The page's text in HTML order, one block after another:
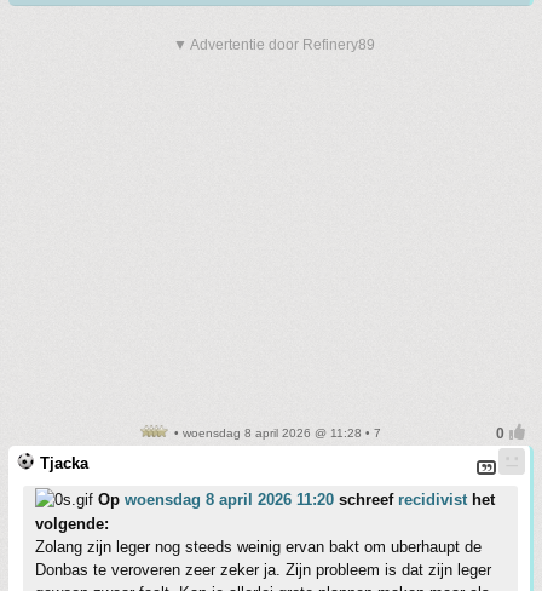
▼ Advertentie door Refinery89
• woensdag 8 april 2026 @ 11:28 • 7
Tjacka
Op woensdag 8 april 2026 11:20 schreef recidivisthet
volgende:
Zolang zijn leger nog steeds weinig ervan bakt om uberhaupt de
Donbas te veroveren zeer zeker ja. Zijn probleem is dat zijn leger